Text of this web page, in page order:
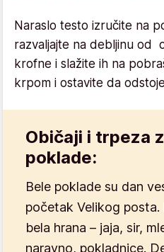
Naraslo testo izručite na
razvaljajte na debljinu od
krofne i slažite ih na
krpom i ostavite da
Običaji i trpeza
poklade:
Bele poklade su dan
početak Velikog posta.
bela hrana – jaja, sir,
naravno, pokladnice.